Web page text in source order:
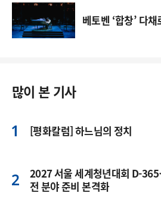
베토벤 ‘합창’ 다
많이 본 기사
[평화칼럼] 하느님의 정치
2027 서울 세계청년대회 D-
전 분야 준비 본격화